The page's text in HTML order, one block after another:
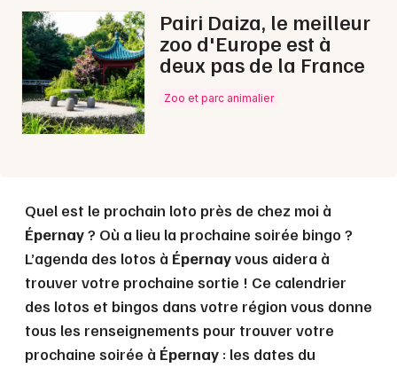
51 - Marne
Choisir mes départements
Mon email
Pairi Daiza, le meilleur
zoo d'Europe est à
deux pas de la France
Zoo et parc animalier
Quel est le prochain loto près de chez moi à
Épernay? Où a lieu la prochaine soirée bingo ?
L’agenda des lotos à Épernayvous aidera à
trouver votre prochaine sortie ! Ce calendrier
des lotos et bingos dans votre région vous donne
tous les renseignements pour trouver votre
prochaine soirée à Épernay : les dates du